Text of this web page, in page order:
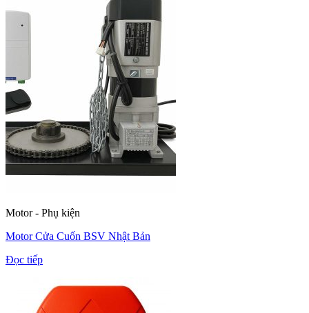
Motor - Phụ kiện
Motor Cửa Cuốn BSV Nhật Bản
Đọc tiếp